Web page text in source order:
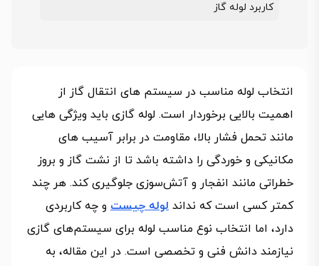
کاربرد لوله گاز
انتخاب لوله مناسب در سیستم‌ های انتقال گاز از
اهمیت بالایی برخوردار است. لوله گازی باید ویژگی‌ هایی
مانند تحمل فشار بالا، مقاومت در برابر آسیب‌ های
مکانیکی و خوردگی را داشته باشد تا از نشت گاز و بروز
خطراتی مانند انفجار و آتش‌سوزی جلوگیری کند. هر چند
کمتر کسی است که نداند لوله چیست و چه کاربردی
دارد، اما انتخاب نوع مناسب لوله برای سیستم‌های گازی
نیازمند دانش فنی و تخصصی است. در این مقاله، به